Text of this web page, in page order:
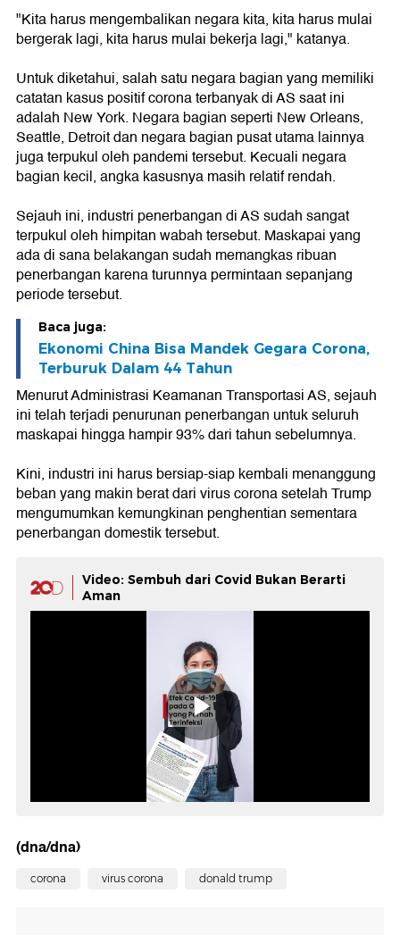
"Kita harus mengembalikan negara kita, kita harus mulai
bergerak lagi, kita harus mulai bekerja lagi," katanya.
Untuk diketahui, salah satu negara bagian yang memiliki
catatan kasus positif corona terbanyak di AS saat ini
adalah New York. Negara bagian seperti New Orleans,
Seattle, Detroit dan negara bagian pusat utama lainnya
juga terpukul oleh pandemi tersebut. Kecuali negara
bagian kecil, angka kasusnya masih relatif rendah.
Sejauh ini, industri penerbangan di AS sudah sangat
terpukul oleh himpitan wabah tersebut. Maskapai yang
ada di sana belakangan sudah memangkas ribuan
penerbangan karena turunnya permintaan sepanjang
periode tersebut.
Baca juga:
Ekonomi China Bisa Mandek Gegara Corona,
Terburuk Dalam 44 Tahun
Menurut Administrasi Keamanan Transportasi AS, sejauh
ini telah terjadi penurunan penerbangan untuk seluruh
maskapai hingga hampir 93% dari tahun sebelumnya.
Kini, industri ini harus bersiap-siap kembali menanggung
beban yang makin berat dari virus corona setelah Trump
mengumumkan kemungkinan penghentian sementara
penerbangan domestik tersebut.
Video: Sembuh dari Covid Bukan Berarti
Aman
(dna/dna)
corona virus corona donald trump